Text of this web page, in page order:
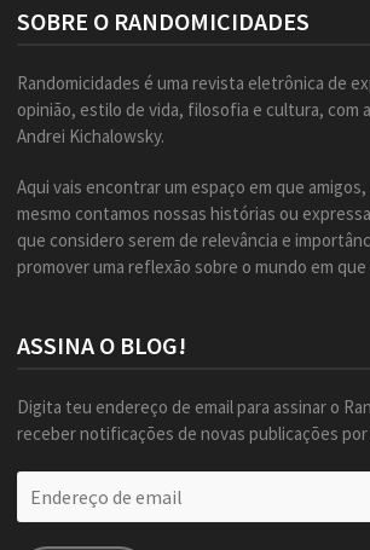
SOBRE O RANDOMICIDADES
Randomicidades é uma revista eletrônica de
opinião, estilo de vida, filosofia e cultura, com
Andrei Kichalowsky.
Aqui vais encontrar um espaço em que
mesmo contamos nossas histórias ou
que considero serem de relevância e
promover uma reflexão sobre o mundo em que
ASSINA O BLOG!
Digita teu endereço de email para assinar o
receber notificações de novas publicações por
de